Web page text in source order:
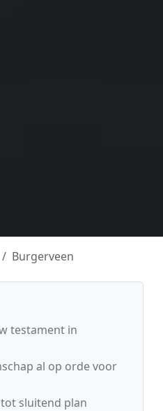
Burgerveen
testament in
al op orde voor
sluitend plan